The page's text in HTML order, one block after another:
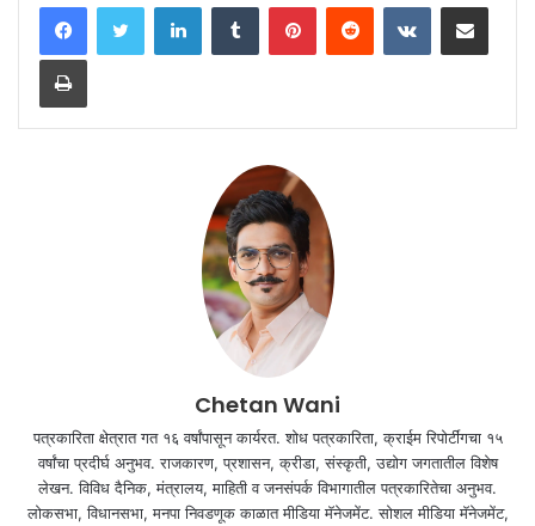
LinkedInTumblr PinterestReddit VKontakteShare via Email
Print
Chetan Wani
पत्रकारिता क्षेत्रात गत १६ वर्षांपासून कार्यरत. शोध पत्रकारिता, क्राईम रिपोर्टींगचा १५
वर्षांचा प्रदीर्घ अनुभव. राजकारण, प्रशासन, क्रीडा, संस्कृती, उद्योग जगतातील विशेष
लेखन. विविध दैनिक, मंत्रालय, माहिती व जनसंपर्क विभागातील पत्रकारितेचा अनुभव.
लोकसभा, विधानसभा, मनपा निवडणूक काळात मीडिया मॅनेजमेंट. सोशल मीडिया मॅनेजमेंट,